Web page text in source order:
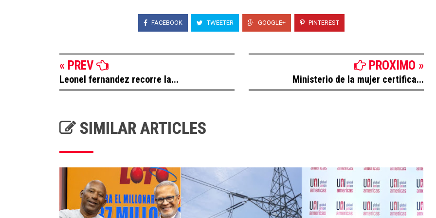
FACEBOOK TWEETER GOOGLE+ PINTEREST
« PREV
Leonel fernandez recorre la...
PROXIMO »
Ministerio de la mujer certifica...
SIMILAR ARTICLES